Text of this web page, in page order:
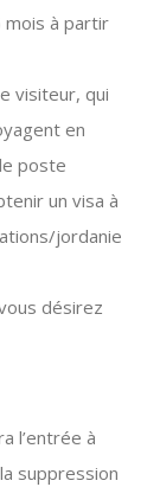
mois à partir
visiteur, qui
en
poste
un visa à
jordanie
désirez
l’entrée à
suppression